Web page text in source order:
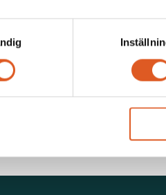
idrottsarbetare till